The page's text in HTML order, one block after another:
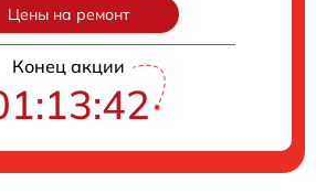
Цены на ремонт
Конец акции